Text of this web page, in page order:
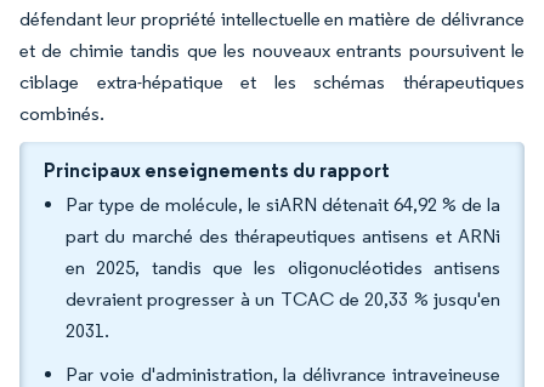
défendant leur propriété intellectuelle en matière de délivrance
et de chimie tandis que les nouveaux entrants poursuivent le
ciblage extra-hépatique et les schémas thérapeutiques
combinés.
Principaux enseignements du rapport
Par type de molécule, le siARN détenait 64,92 % de la
part du marché des thérapeutiques antisens et ARNi
en 2025, tandis que les oligonucléotides antisens
devraient progresser à un TCAC de 20,33 % jusqu'en
2031.
Par voie d'administration, la délivrance intraveineuse